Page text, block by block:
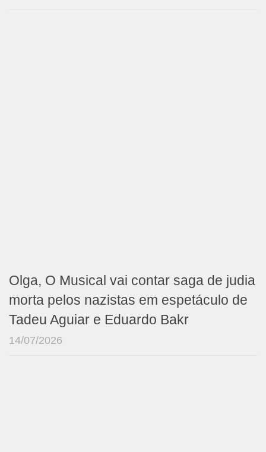
Olga, O Musical vai contar saga de judia
morta pelos nazistas em espetáculo de
Tadeu Aguiar e Eduardo Bakr
14/07/2026